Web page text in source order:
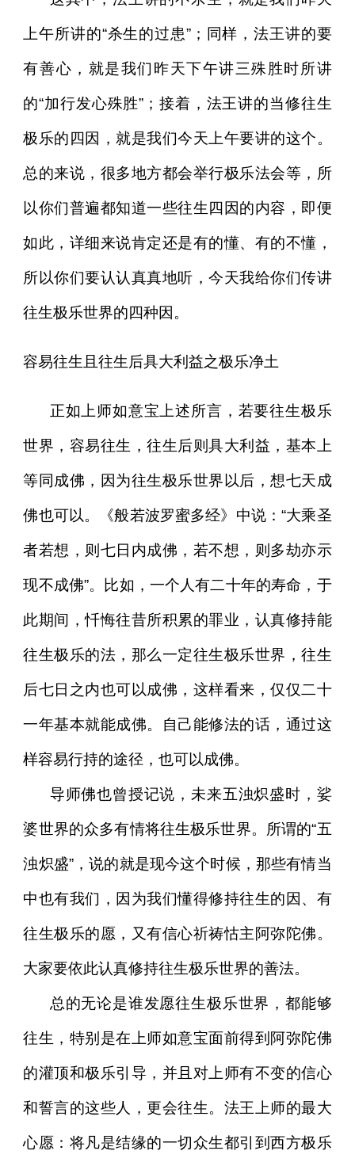
上午所讲的“杀生的过患”；同样，法王讲的要
有善心，就是我们昨天下午讲三殊胜时所讲
的“加行发心殊胜”；接着，法王讲的当修往生
极乐的四因，就是我们今天上午要讲的这个。
总的来说，很多地方都会举行极乐法会等，所
以你们普遍都知道一些往生四因的内容，即便
如此，详细来说肯定还是有的懂、有的不懂，
所以你们要认认真真地听，今天我给你们传讲
往生极乐世界的四种因。
容易往生且往生后具大利益之极乐净土
正如上师如意宝上述所言，若要往生极乐
世界，容易往生，往生后则具大利益，基本上
等同成佛，因为往生极乐世界以后，想七天成
佛也可以。《般若波罗蜜多经》中说：“大乘圣
者若想，则七日内成佛，若不想，则多劫亦示
现不成佛”。比如，一个人有二十年的寿命，于
此期间，忏悔往昔所积累的罪业，认真修持能
往生极乐的法，那么一定往生极乐世界，往生
后七日之内也可以成佛，这样看来，仅仅二十
一年基本就能成佛。自己能修法的话，通过这
样容易行持的途径，也可以成佛。
导师佛也曾授记说，未来五浊炽盛时，娑
婆世界的众多有情将往生极乐世界。所谓的“五
浊炽盛”，说的就是现今这个时候，那些有情当
中也有我们，因为我们懂得修持往生的因、有
往生极乐的愿，又有信心祈祷怙主阿弥陀佛。
大家要依此认真修持往生极乐世界的善法。
总的无论是谁发愿往生极乐世界，都能够
往生，特别是在上师如意宝面前得到阿弥陀佛
的灌顶和极乐引导，并且对上师有不变的信心
和誓言的这些人，更会往生。法王上师的最大
心愿：将凡是结缘的一切众生都引到西方极乐